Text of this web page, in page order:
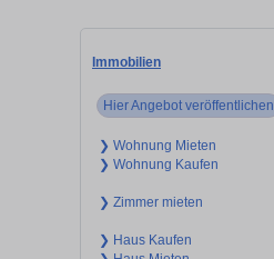
Immobilien
Hier Angebot veröffentlichen
❯ Wohnung Mieten
❯ Wohnung Kaufen
❯ Zimmer mieten
❯ Haus Kaufen